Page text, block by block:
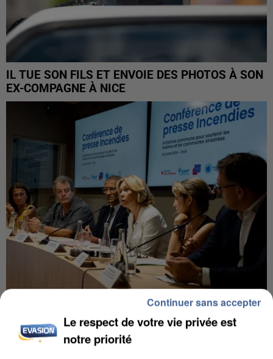
IL TUE SON FILS ET ENVOIE DES PHOTOS À SON
EX-COMPAGNE À NICE
INCENDIES : L’ÎLE-DE-FRANCE LANCE UN ÉLAN
DE SOLIDARITÉ AVEC LES...
Le respect de votre vie privée est
notre priorité
Continuer sans accepter